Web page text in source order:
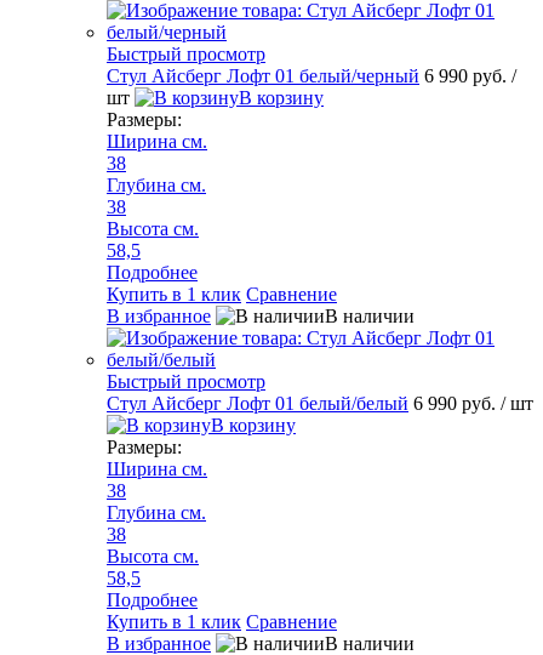
Быстрый просмотр
Стул Айсберг Лофт 01 белый/черный 6 990 руб. /
шт
В корзину
Размеры:
Ширина см.
38
Глубина см.
38
Высота см.
58,5
Подробнее
Купить в 1 клик Сравнение
В избранное
В наличии
Быстрый просмотр
Стул Айсберг Лофт 01 белый/белый 6 990 руб. / шт
В корзину
Размеры:
Ширина см.
38
Глубина см.
38
Высота см.
58,5
Подробнее
Купить в 1 клик Сравнение
В избранное
В наличии